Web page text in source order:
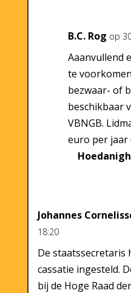
B.C. Rog op
Aaanvullend
te
bezwaar- of
beschikbaar
VBNGB.
euro per jaar
Johannes
18:20
De staatssecretaris
cassatie ingesteld.
bij de Hoge Raad